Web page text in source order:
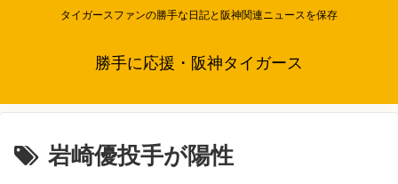
タイガースファンの勝手な日記と阪神関連ニュースを保存
勝手に応援・阪神タイガース
岩崎優投手が陽性